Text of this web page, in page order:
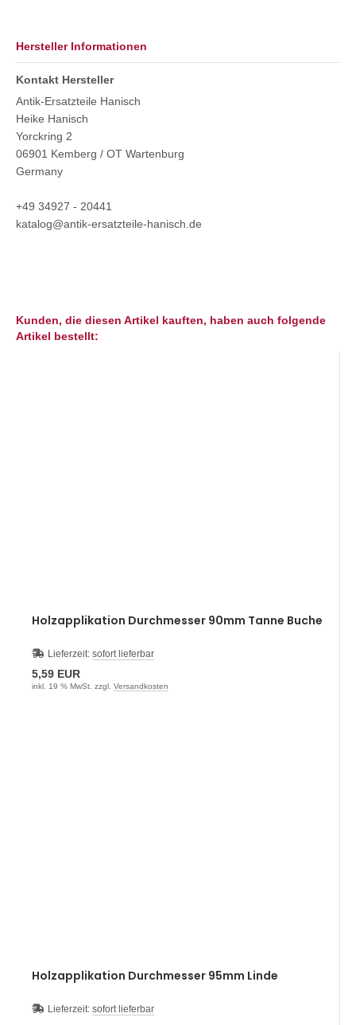
Hersteller Informationen
Kontakt Hersteller
Antik-Ersatzteile Hanisch
Heike Hanisch
Yorckring 2
06901 Kemberg / OT Wartenburg
Germany
+49 34927 - 20441
katalog@antik-ersatzteile-hanisch.de
Kunden, die diesen Artikel kauften, haben auch folgende
Artikel bestellt:
Holzapplikation Durchmesser 90mm Tanne Buche
Lieferzeit: sofort lieferbar
5,59 EUR
inkl. 19 % MwSt. zzgl. Versandkosten
Holzapplikation Durchmesser 95mm Linde
Lieferzeit: sofort lieferbar